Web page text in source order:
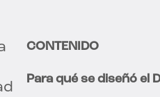
CONTENIDO
Para qué se diseñó el